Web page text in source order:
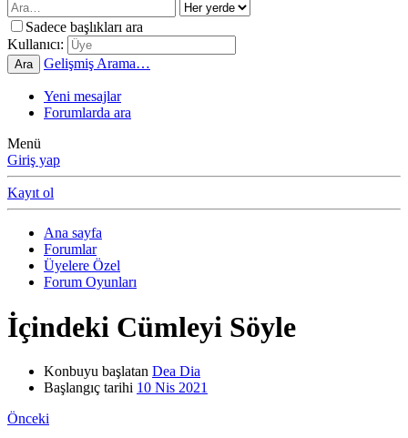
Sadece başlıkları ara
Kullanıcı:
Ara Gelişmiş Arama…
Yeni mesajlar
Forumlarda ara
Menü
Giriş yap
Kayıt ol
Ana sayfa
Forumlar
Üyelere Özel
Forum Oyunları
İçindeki Cümleyi Söyle
Konbuyu başlatan Dea Dia
Başlangıç tarihi 10 Nis 2021
Önceki